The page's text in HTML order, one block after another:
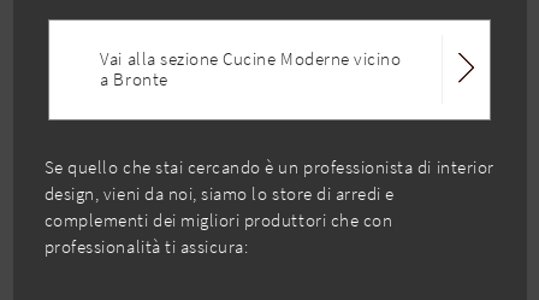
Vai alla sezione Cucine Moderne vicino
a Bronte
Se quello che stai cercando è un professionista di interior
design, vieni da noi, siamo lo store di arredi e
complementi dei migliori produttori che con
professionalità ti assicura: